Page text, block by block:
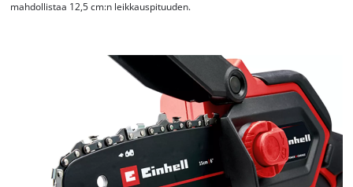
mahdollistaa 12,5 cm:n leikkauspituuden.